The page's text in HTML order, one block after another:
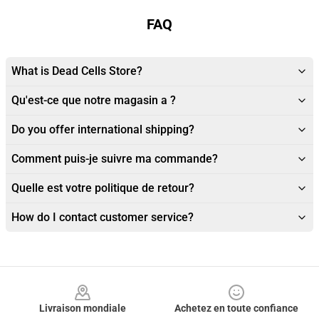
FAQ
What is Dead Cells Store?
Qu'est-ce que notre magasin a ?
Do you offer international shipping?
Comment puis-je suivre ma commande?
Quelle est votre politique de retour?
How do I contact customer service?
Livraison mondiale
Achetez en toute confiance